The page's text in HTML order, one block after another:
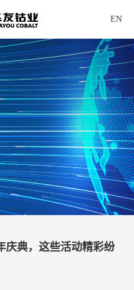
EN
庆典，这些活动精彩纷